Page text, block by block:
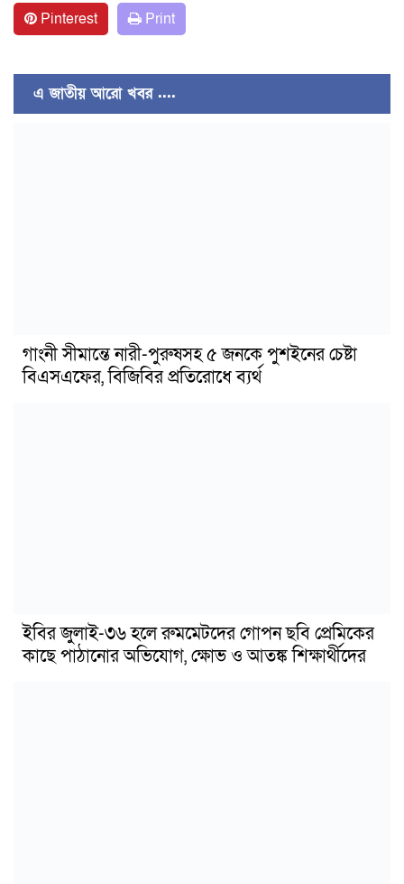
Pinterest
Print
এ জাতীয় আরো খবর ....
গাংনী সীমান্তে নারী-পুরুষসহ ৫ জনকে পুশইনের চেষ্টা
বিএসএফের, বিজিবির প্রতিরোধে ব্যর্থ
ইবির জুলাই-৩৬ হলে রুমমেটদের গোপন ছবি প্রেমিকের
কাছে পাঠানোর অভিযোগ, ক্ষোভ ও আতঙ্ক শিক্ষার্থীদের